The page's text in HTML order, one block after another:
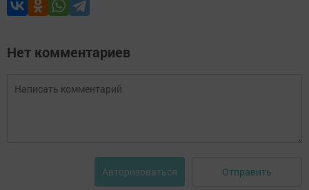
Нет комментариев
Авторизоваться Отправить